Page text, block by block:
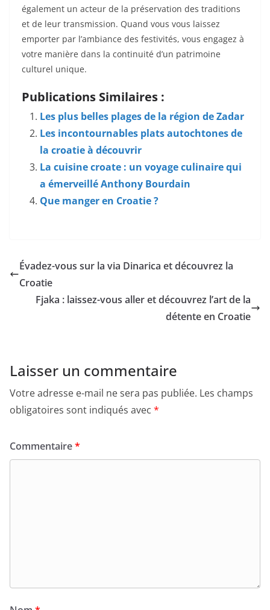
également un acteur de la préservation des traditions
et de leur transmission. Quand vous vous laissez
emporter par l’ambiance des festivités, vous engagez à
votre manière dans la continuité d’un patrimoine
culturel unique.
Publications Similaires :
Les plus belles plages de la région de Zadar
Les incontournables plats autochtones de
la croatie à découvrir
La cuisine croate : un voyage culinaire qui
a émerveillé Anthony Bourdain
Que manger en Croatie ?
Évadez-vous sur la via Dinarica et découvrez la
Croatie
Fjaka : laissez-vous aller et découvrez l’art de la
détente en Croatie
Laisser un commentaire
Votre adresse e-mail ne sera pas publiée. Les champs
obligatoires sont indiqués avec *
Commentaire*